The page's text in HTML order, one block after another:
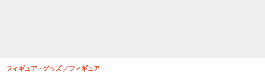
フィギュア・グッズ フィギュア